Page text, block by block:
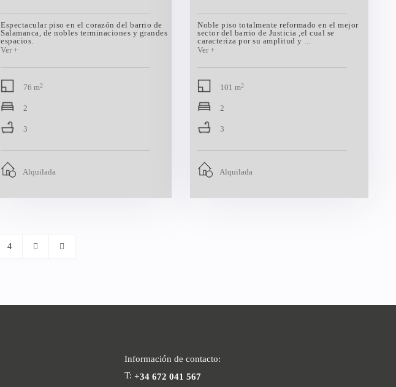
Espectacular piso en el corazón del barrio de
Salamanca, de nobles terminaciones y grandes
espacios.
76 m2
2
3
Alquilada
Noble piso totalmente reformado en el mejor
sector del barrio de Justicia ,el cual se
caracteriza por su amplitud y ...
101 m2
2
3
Alquilada
4
Información de contacto:
T: +34 672 041 567